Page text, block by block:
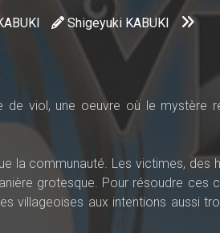
Shigeyuki KABUKI
de viol, une oeuvre où le mystère
la communauté. Les victimes, des
grotesque. Pour résoudre ces
villageoises aux intentions aussi